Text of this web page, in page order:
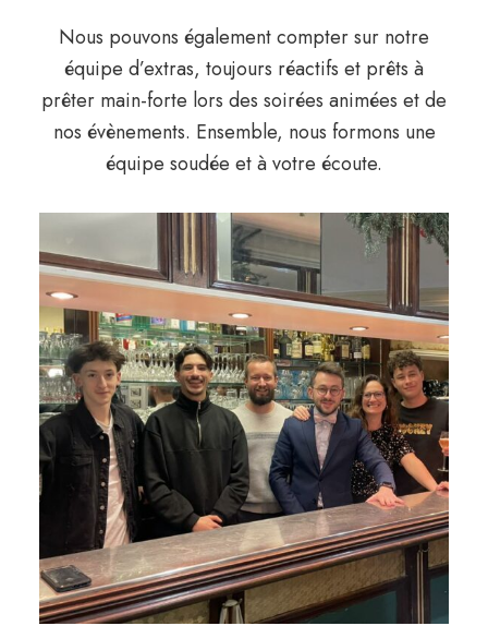
Nous pouvons également compter sur notre
équipe d’extras, toujours réactifs et prêts à
prêter main-forte lors des soirées animées et de
nos évènements. Ensemble, nous formons une
équipe soudée et à votre écoute.